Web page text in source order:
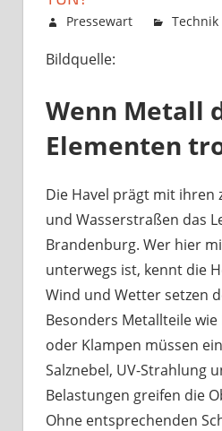
Februar 12, 2026
Pressewart Technik
Bildquelle:
Wenn Metall
Elementen
Die Havel prägt mit ihren
und Wasserstraßen das
Brandenburg. Wer hier
unterwegs ist, kennt die
Wind und Wetter setzen
Besonders Metallteile wie
oder Klampen müssen
Salznebel, UV-Strahlung
Belastungen greifen die
Ohne entsprechenden